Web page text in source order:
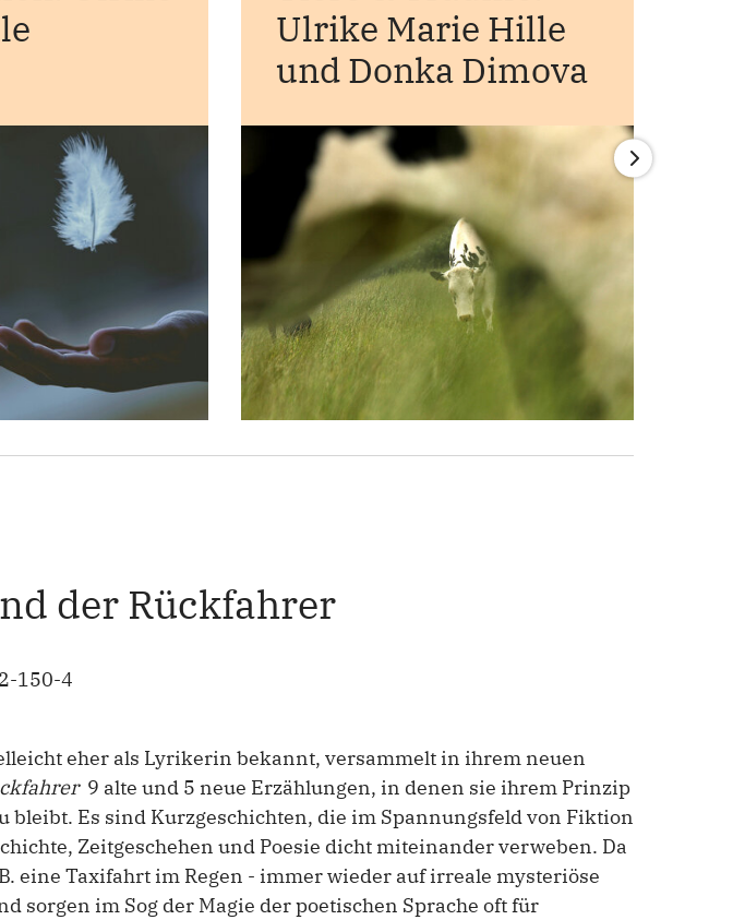
Ulrike Marie Hille
und Donka Dimova
der Rückfahrer
150-4
eher als Lyrikerin bekannt, versammelt in ihrem neuen
9 alte und 5 neue Erzählungen, in denen sie ihrem Prinzip
bleibt. Es sind Kurzgeschichten, die im Spannungsfeld von Fiktion
Zeitgeschehen und Poesie dicht miteinander verweben. Da
eine Taxifahrt im Regen - immer wieder auf irreale mysteriöse
sorgen im Sog der Magie der poetischen Sprache oft für